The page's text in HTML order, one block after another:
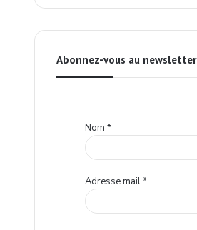
Abonnez-vous au newsletter
Nom*
Adresse mail*